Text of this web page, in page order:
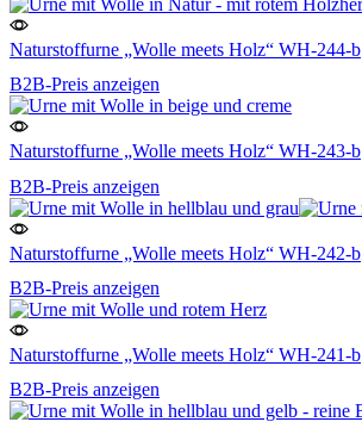
Naturstoffurne „Wolle meets Holz“ WH-244-b
B2B-Preis anzeigen
Naturstoffurne „Wolle meets Holz“ WH-243-b
B2B-Preis anzeigen
Naturstoffurne „Wolle meets Holz“ WH-242-b
B2B-Preis anzeigen
Naturstoffurne „Wolle meets Holz“ WH-241-b
B2B-Preis anzeigen